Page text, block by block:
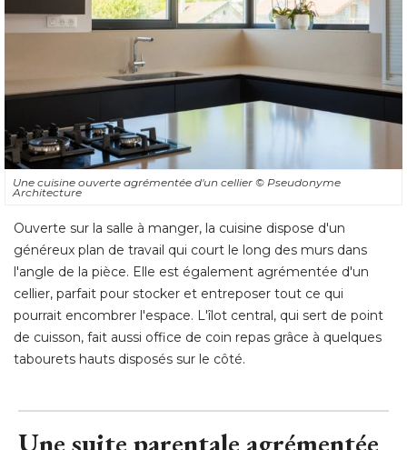
Une cuisine ouverte agrémentée d'un cellier © Pseudonyme
Architecture
Ouverte sur la salle à manger, la cuisine dispose d'un
généreux plan de travail qui court le long des murs dans
l'angle de la pièce. Elle est également agrémentée d'un
cellier, parfait pour stocker et entreposer tout ce qui
pourrait encombrer l'espace. L'îlot central, qui sert de point
de cuisson, fait aussi office de coin repas grâce à quelques
tabourets hauts disposés sur le côté.